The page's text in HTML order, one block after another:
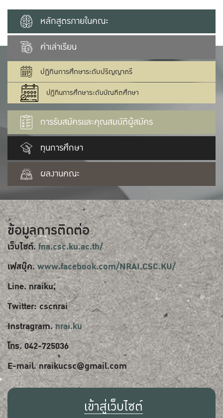
หลักสูตรภายในคณะ
ค่าเล่าเรียน
ปฏิทินการศึกษาระดับปริญญาตรี
ปฏิทินการศึกษาระดับบัณฑิตศึกษา
การรับสมัครและคุณสมบัติผู้สมัคร
ทุนการศึกษา
ผลงานคณะ
ข้อมูลการติดต่อ
เว็บไซต์.fna.csc.ku.ac.th/
เฟสบุ๊ค.www.facebook.com/NRAI.CSC.KU/
Line. nraiku,
Twitter: cscnrai
Instragram.nrai.ku
โทร. 042-725036
E-mail. nraikucsc@gmail.com
เข้าสู่เว็บไซต์